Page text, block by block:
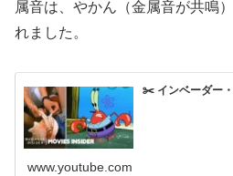
属音は、やかん（金属音が共鳴
れました。
✂️ インベーダー
www.youtube.com